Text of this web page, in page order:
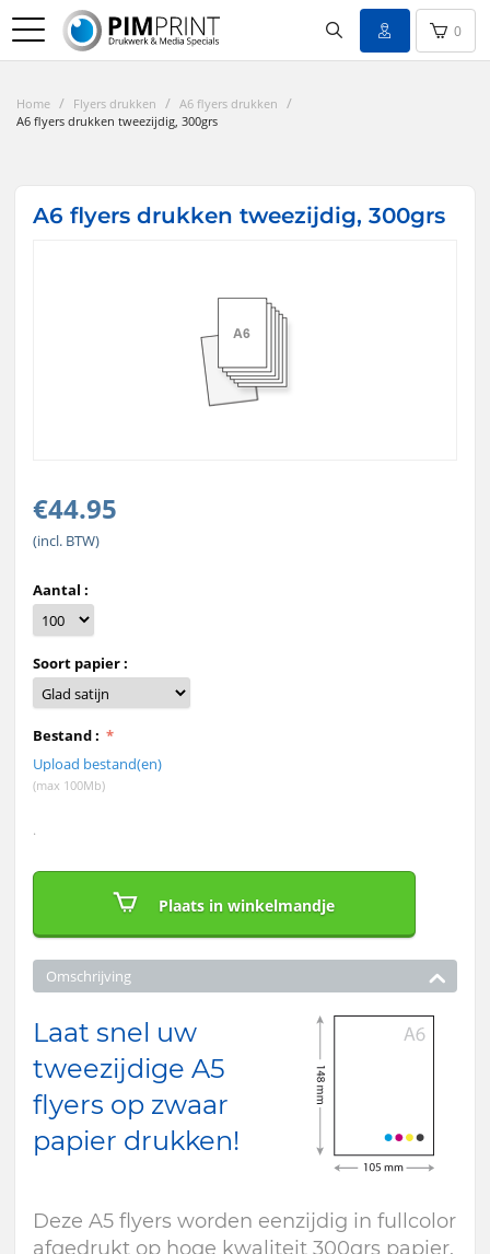
0
Home / Flyers drukken / A6 flyers drukken /
A6 flyers drukken tweezijdig, 300grs
A6 flyers drukken tweezijdig, 300grs
€44.95
(incl. BTW)
Aantal :
Soort papier :
Bestand :
Upload bestand(en)
(max 100Mb)
.
Plaats in winkelmandje
Omschrijving
Laat snel uw
tweezijdige A5
flyers op zwaar
papier drukken!
Deze A5 flyers worden eenzijdig in fullcolor
afgedrukt op hoge kwaliteit 300grs papier.